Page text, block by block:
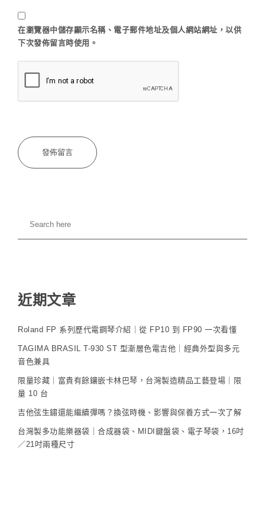
在瀏覽器中儲存顯示名稱、電子郵件地址及個人網站網址，以供
下次發佈留言時使用。
近期文章
Roland FP 系列歷代電鋼琴介紹｜從 FP10 到 FP90 一次看懂
TAGIMA BRASIL T-930 ST 型漸層色電吉他｜經典外型與多元
音色兼具
限量珍藏｜富貴有餘鑲嵌卡林巴琴，台灣製造精品工藝登場｜限
量 10 台
吉他弦生鏽還能繼續彈嗎？換弦時機、影響與保養方式一次了解
台灣製多功能樂器袋｜合成器袋、MIDI鍵盤袋、電子琴袋，16吋
／21吋兩種尺寸